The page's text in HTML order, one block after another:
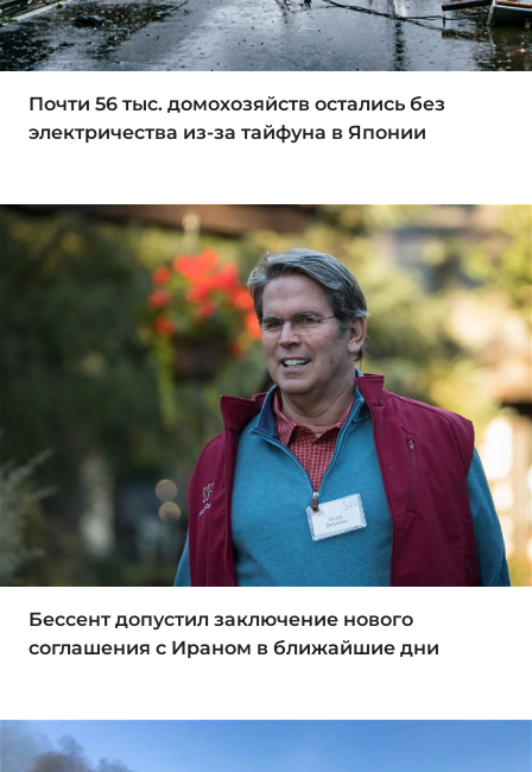
Почти 56 тыс. домохозяйств остались без
электричества из-за тайфуна в Японии
Бессент допустил заключение нового
соглашения с Ираном в ближайшие дни